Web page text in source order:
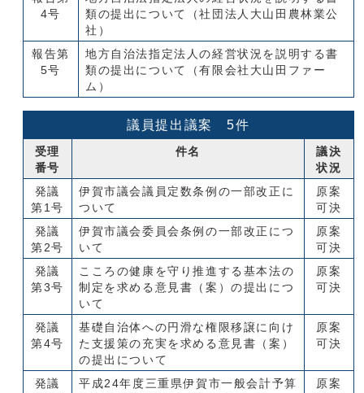
4号
類の提出について（社団法人大山田農林業公
社）
報告第
5号
地方自治法指定法人の経営状況を説明する書
類の提出について（有限会社大山田ファー
ム）
議員提出議案 5件
受理
番号
件名
議決
状況
発議
第1号
伊賀市議会議員定数条例の一部改正に
ついて
原案
可決
発議
第2号
伊賀市議会委員会条例の一部改正につ
いて
原案
可決
発議
第3号
こころの健康を守り推進する基本法の
制定を求める意見書（案）の提出につ
いて
原案
可決
発議
第4号
基礎自治体への円滑な権限移譲に向け
た支援策の充実を求める意見書（案）
の提出について
原案
可決
発議
平成24年度三重県伊賀市一般会計予算
原案